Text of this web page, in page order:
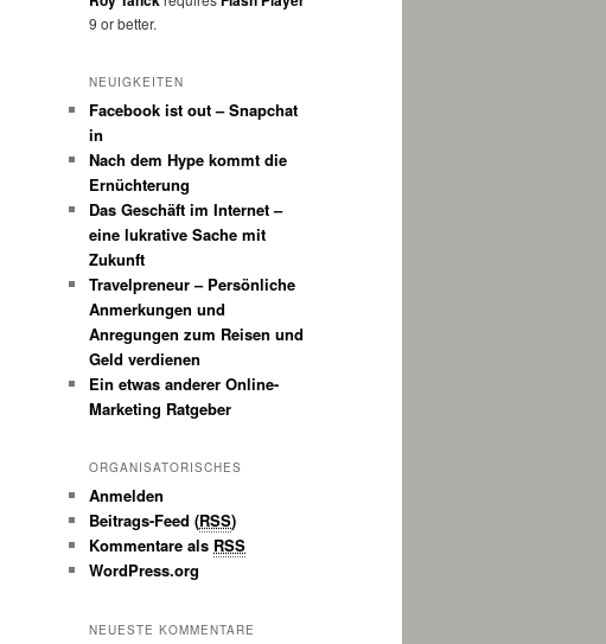
9 or better.
NEUIGKEITEN
Facebook ist out – Snapchat
in
Nach dem Hype kommt die
Ernüchterung
Das Geschäft im Internet –
eine lukrative Sache mit
Zukunft
Travelpreneur – Persönliche
Anmerkungen und
Anregungen zum Reisen und
Geld verdienen
Ein etwas anderer Online-
Marketing Ratgeber
ORGANISATORISCHES
Anmelden
Beitrags-Feed (RSS)
Kommentare als RSS
WordPress.org
NEUESTE KOMMENTARE